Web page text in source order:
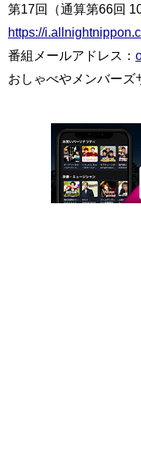
第17回（通算第66回
https://
番組メールアドレス：
おしゃべやメンバーズ